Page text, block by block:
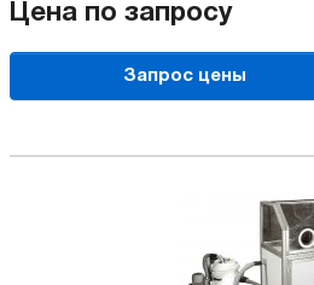
Цена по запросу
Запрос цены